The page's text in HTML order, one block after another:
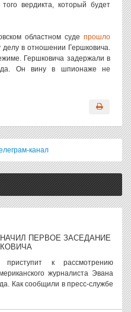
вердикта, который будет
областном суде прошло
делу в отношении Гершковича.
Гершковича задержали в
Он вину в шпионаже не
канал
ПЕРВОЕ ЗАСЕДАНИЕ
приступит к рассмотрению
журналиста Эвана
Как сообщили в пресс-службе